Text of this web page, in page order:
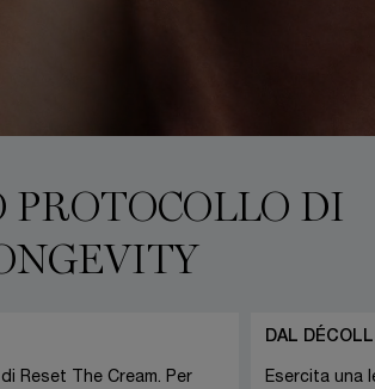
PROTOCOLLO DI
Reset The Cream. Per
DAL
Esercita una